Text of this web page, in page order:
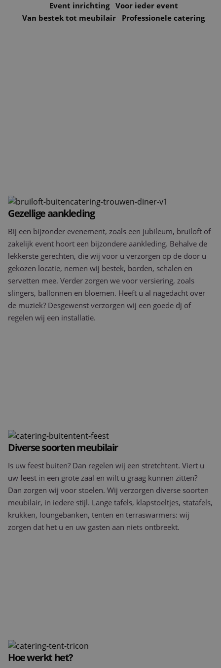
Projecten
Event inrichting
Voor ieder event
Van bestek tot meubilair
Professionele catering
Gezellige aankleding
Bij een bijzonder evenement, zoals een jubileum, bruiloft of
zakelijk event hoort een bijzondere aankleding. Behalve de
lekkerste gerechten, die wij voor u verzorgen op de door u
gekozen locatie, nemen wij bestek, borden, schalen en
servetten mee. Verder zorgen we voor versiering, zoals
slingers, ballonnen en bloemen. Heeft u al nagedacht over
de muziek? Desgewenst verzorgen wij een goede dj of
regelen wij een installatie.
Diverse soorten meubilair
Is uw feest buiten? Dan regelen wij een stretchtent. Viert u
uw feest in een grote zaal en wilt u graag kunnen zitten?
Dan zorgen wij voor stoelen. Wij verzorgen diverse soorten
meubilair, in iedere stijl. Lange tafels, klapstoeltjes, statafels,
krukken, loungebanken, tenten en terraswarmers: wij
zorgen dat het u en uw gasten aan niets ontbreekt.
Hoe werkt het?